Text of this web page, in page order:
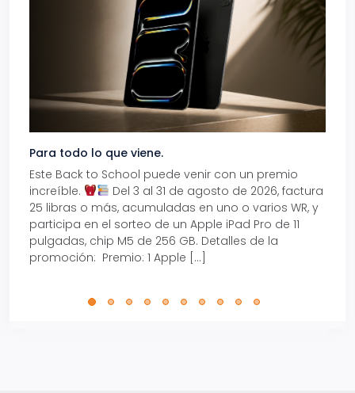
Para todo lo que viene.
Este Back to School puede venir con un premio
increíble.
Del 3 al 31 de agosto de 2026, factura
25 libras o más, acumuladas en uno o varios WR, y
participa en el sorteo de un Apple iPad Pro de 11
pulgadas, chip M5 de 256 GB. Detalles de la
promoción: Premio: 1 Apple […]